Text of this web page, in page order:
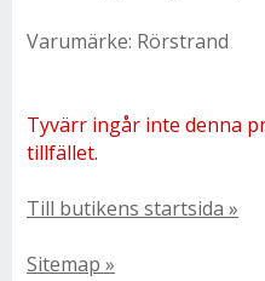
Varumärke: Rörstrand
Tyvärr ingår inte denna
tillfället.
Till butikens startsida »
Sitemap »